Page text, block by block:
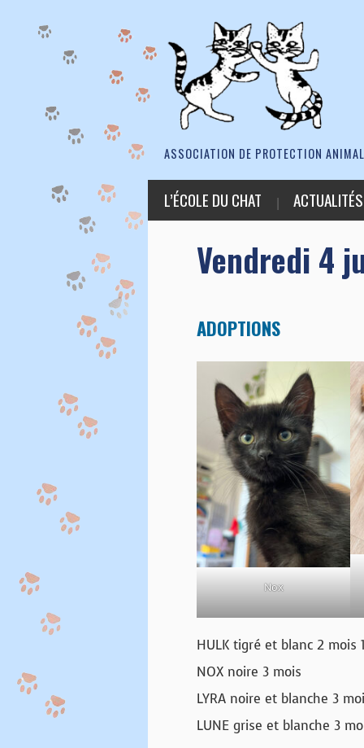
ASSOCIATION DE PROTECTION
L’ÉCOLE DU CHAT ACTUALITÉS
Vendredi 4
ADOPTIONS
Nox
HULK tigré et blanc 2 mois
NOX noire 3 mois
LYRA noire et blanche 3
LUNE grise et blanche 3